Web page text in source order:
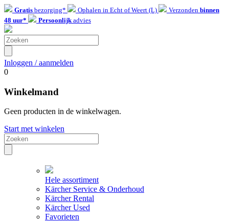
Gratis bezorging* Ophalen in Echt of Weert (L) Verzonden binnen
48 uur*
Persoonlijkadvies
Inloggen / aanmelden
0
Winkelmand
Geen producten in de winkelwagen.
Start met winkelen
Hele assortiment
Kärcher Service & Onderhoud
Kärcher Rental
Kärcher Used
Favorieten